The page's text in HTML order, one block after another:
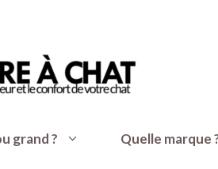
grand ? Quelle marque